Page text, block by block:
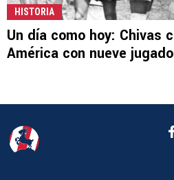
HISTORIA
Un día como hoy: Chivas
América con nueve